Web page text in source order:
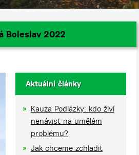
Boleslav 2022
Aktuální články
Kauza Podlázky: kdo živí
nenávist na umělém
problému?
Jak chceme zchladit